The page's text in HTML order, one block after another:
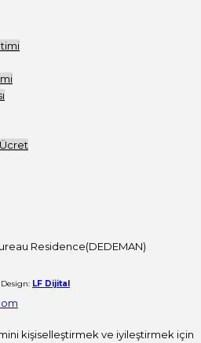
Ücret
Residence(DEDEMAN)
LF Dijital
kişiselleştirmek ve iyileştirmek için